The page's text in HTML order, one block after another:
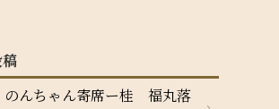
んちゃん寄席ー桂 福丸落